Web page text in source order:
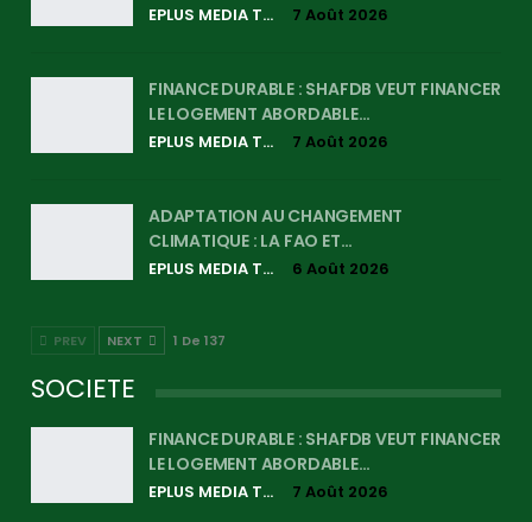
EPLUS MEDIA TV 7 Août 2026
FINANCE DURABLE : SHAFDB VEUT FINANCER
LE LOGEMENT ABORDABLE…
EPLUS MEDIA TV 7 Août 2026
ADAPTATION AU CHANGEMENT
CLIMATIQUE : LA FAO ET…
EPLUS MEDIA TV 6 Août 2026
PREV NEXT 1 De 137
SOCIETE
FINANCE DURABLE : SHAFDB VEUT FINANCER
LE LOGEMENT ABORDABLE…
EPLUS MEDIA TV 7 Août 2026